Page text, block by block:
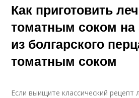
Как приготовить
томатным соком на
из болгарского
томатным соком
Если выищите классический